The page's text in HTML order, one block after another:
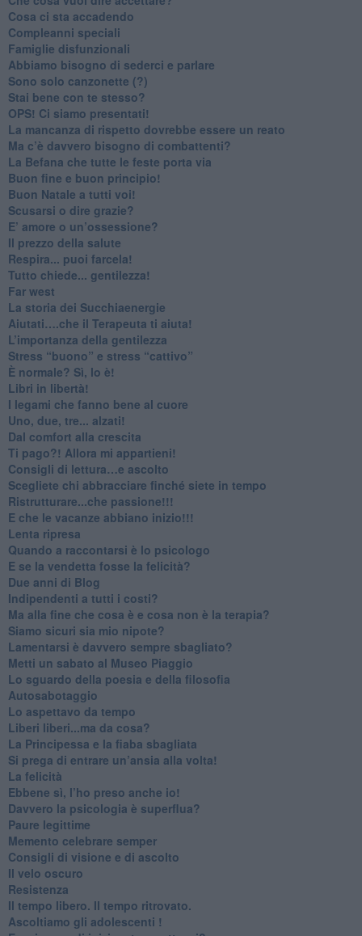
​Cosa ci sta accadendo
​Compleanni speciali
​Famiglie disfunzionali
​Abbiamo bisogno di sederci e parlare
Sono solo canzonette (?)
​Stai bene con te stesso?
​OPS! Ci siamo presentati!
​La mancanza di rispetto dovrebbe essere un reato
​Ma c’è davvero bisogno di combattenti?
​La Befana che tutte le feste porta via
Buon fine e buon principio!
​Buon Natale a tutti voi!
​Scusarsi o dire grazie?
​E’ amore o un’ossessione?
​Il prezzo della salute
​Respira... puoi farcela!
​Tutto chiede... gentilezza!
​Far west
​La storia dei Succhiaenergie
​Aiutati….che il Terapeuta ti aiuta!
​L’importanza della gentilezza
​Stress “buono” e stress “cattivo”
​È normale? Sì, lo è!
​Libri in libertà!
​I legami che fanno bene al cuore
Uno, due, tre... alzati!​
​Dal comfort alla crescita
​Ti pago?! Allora mi appartieni!​
​Consigli di lettura…e ascolto
​Scegliete chi abbracciare finché siete in tempo
​Ristrutturare...che passione!!!
​E che le vacanze abbiano inizio!!!
​Lenta ripresa
​Quando a raccontarsi è lo psicologo
​E se la vendetta fosse la felicità?
​Due anni di Blog
​Indipendenti a tutti i costi?
​Ma alla fine che cosa è e cosa non è la terapia?
​Siamo sicuri sia mio nipote?
​Lamentarsi è davvero sempre sbagliato?
​Metti un sabato al Museo Piaggio
​Lo sguardo della poesia e della filosofia
Autosabotaggio
​Lo aspettavo da tempo
​Liberi liberi...ma da cosa?
​La Principessa e la fiaba sbagliata
Si prega di entrare un’ansia alla volta!
​La felicità
​Ebbene sì, l’ho preso anche io!
​Davvero la psicologia è superflua?
Paure legittime
​Memento celebrare semper
​Consigli di visione e di ascolto
​Il velo oscuro
Resistenza
​Il tempo libero. Il tempo ritrovato.
Ascoltiamo gli adolescenti !